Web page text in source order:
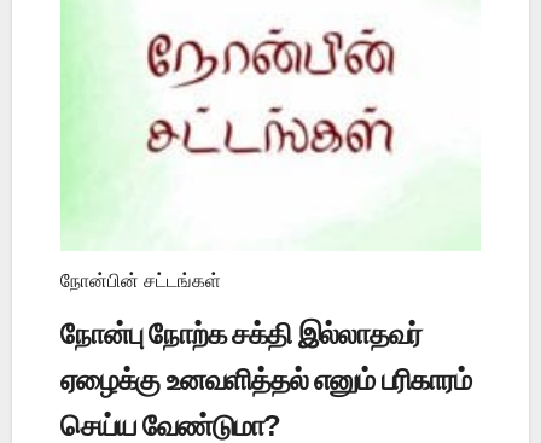
நோன்பின் சட்டங்கள்
நோன்பு நோற்க சக்தி இல்லாதவர்
ஏழைக்கு உனவளித்தல் எனும் பரிகாரம்
செய்ய வேண்டுமா?